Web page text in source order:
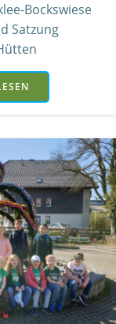
Bockswiese
Satzung